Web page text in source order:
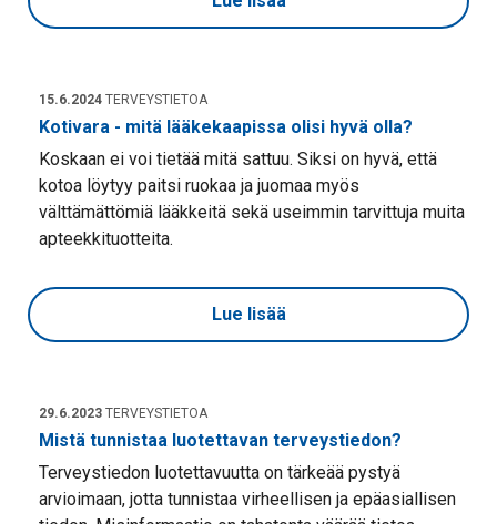
15.6.2024 TERVEYSTIETOA
Kotivara - mitä lääkekaapissa olisi hyvä olla?
Koskaan ei voi tietää mitä sattuu. Siksi on hyvä, että
kotoa löytyy paitsi ruokaa ja juomaa myös
välttämättömiä lääkkeitä sekä useimmin tarvittuja muita
apteekkituotteita.
Lue lisää
29.6.2023 TERVEYSTIETOA
Mistä tunnistaa luotettavan terveystiedon?
Terveystiedon luotettavuutta on tärkeää pystyä
arvioimaan, jotta tunnistaa virheellisen ja epäasiallisen